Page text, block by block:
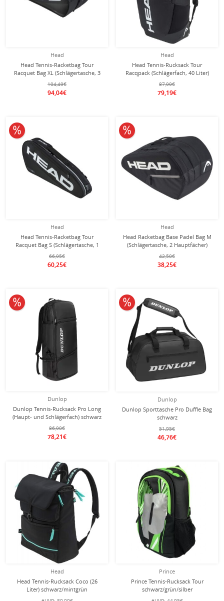
Head
Head Tennis-Racketbag Tour
Racquet Bag XL (Schlägertasche, 3
Hauptfächer) 2026 schwarz/weiss
12er
104,49€
94,04€
Head
Head Tennis-Rucksack Tour
Racqpack (Schlägerfach, 40 Liter)
schwarz
87,99€
79,19€
Head
Head Tennis-Racketbag Tour
Racquet Bag S (Schlägertasche, 1
Hauptfach) 2026 schwarz 3er
66,95€
60,25€
10% reduziert
Head
Head Racketbag Base Padel Bag M
(Schlägertasche, 2 Hauptfächer)
schwarz 6er
42,50€
38,25€
10% reduziert
Dunlop
Dunlop Tennis-Rucksack Pro Long
(Haupt- und Schlägerfach) schwarz
86,90€
78,21€
10% reduziert
Dunlop
Dunlop Sporttasche Pro Duffle Bag
schwarz
51,95€
46,76€
10% reduziert
Head
Head Tennis-Rucksack Coco (26
Liter) schwarz/mintgrün
Prince
Prince Tennis-Rucksack Tour
schwarz/grün/silber